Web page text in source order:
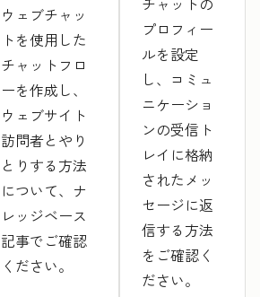
ウェブチャッ
トを使用した
チャットフロ
ーを作成し、
ウェブサイト
訪問者とやり
とりする方法
について、ナ
レッジベース
記事でご確認
ください。
プロフィー
ルを設定
し、コミュ
ニケーショ
ンの受信ト
レイに格納
されたメッ
セージに返
信する方法
をご確認く
ださい。